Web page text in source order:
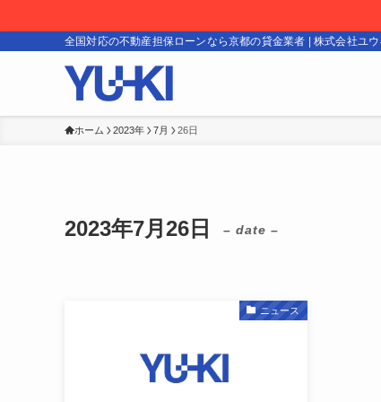
全国対応の不動産担保ローンなら京都の貸金業者 | 株式会社ユウ
ホーム 2023年 7月 26日
2023年7月26日 – date –
ニュース